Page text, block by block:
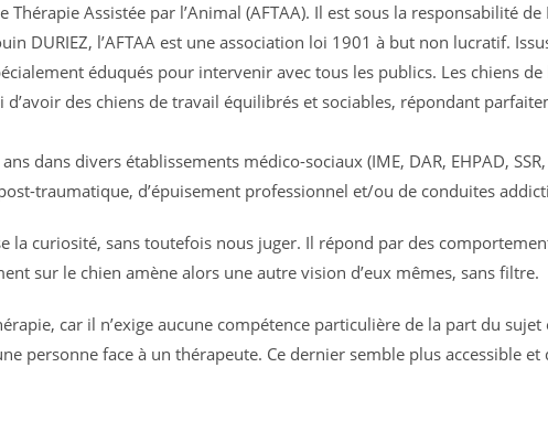
Thérapie Assistée par l’Animal (AFTAA). Il est sous la responsabilité
DURIEZ, l’AFTAA est une association loi 1901 à but non lucratif.
éduqués pour intervenir avec tous les publics. Les chiens de
des chiens de travail équilibrés et sociables, répondant
dans divers établissements médico-sociaux (IME, DAR, EHPAD,
traumatique, d’épuisement professionnel et/ou de conduites
la curiosité, sans toutefois nous juger. Il répond par des
sur le chien amène alors une autre vision d’eux mêmes, sans filtre.
car il n’exige aucune compétence particulière de la part du
personne face à un thérapeute. Ce dernier semble plus accessible